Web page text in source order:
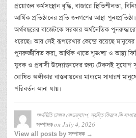
প্রয়োজন কর্মসংস্থান বৃদ্ধি, বাজারে স্থিতিশীলতা,
আর্থিক প্রতিষ্ঠানের প্রতি জনগণের আস্থা
অর্থবছরের বাজেটকে সরকার অর্থনৈতিক
ধরেছে। আর সেই রূপরেখার কেন্দ্রে রয়েছে
পুনরুজ্জীবিত করা, আর্থিক খাতে শৃঙ্খলা ও আস্থা
যুবক ও প্রবাসী উদ্যোক্তাদের জন্য টেকসই সুযোগ
ঘোষিত অঙ্গীকার বাস্তবায়নের মাধ্যমে সাধারণ
পরিবর্তন আনা যায়।
অর্থনীতি চাঙ্গার রোডম্যাপে, স্বস্তি ফিরবে কি
সম্পাদকon July 4, 2026
View all posts by সম্পাদক →